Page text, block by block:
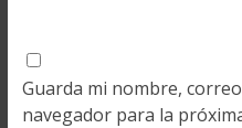
Guarda mi nombre,
navegador para la